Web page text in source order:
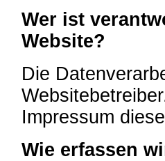
Wer ist
Website?
Die
Impressum
Wie erfassen